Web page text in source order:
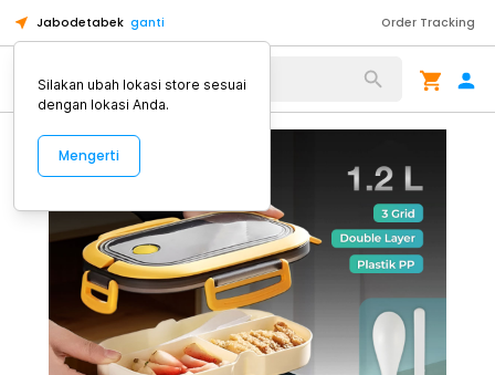
Jabodetabek ganti Order Tracking
Alat Kopi
Silakan ubah lokasi store sesuai
dengan lokasi Anda.
Mengerti